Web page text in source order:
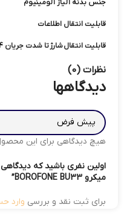
جنس بدنه آلیاژ آلومینیوم
قابلیت انتقال اطلاعات
قابلیت انتقالشارژتا شدت جریان 2.4 آمپر
نظرات (0)
دیدگاهها
هیچ دیدگاهی برای این
اولین نفری باشید که دیدگاهی
میکرو BOROFONE BU33”
برای ثبت نقد و بررسی وارد